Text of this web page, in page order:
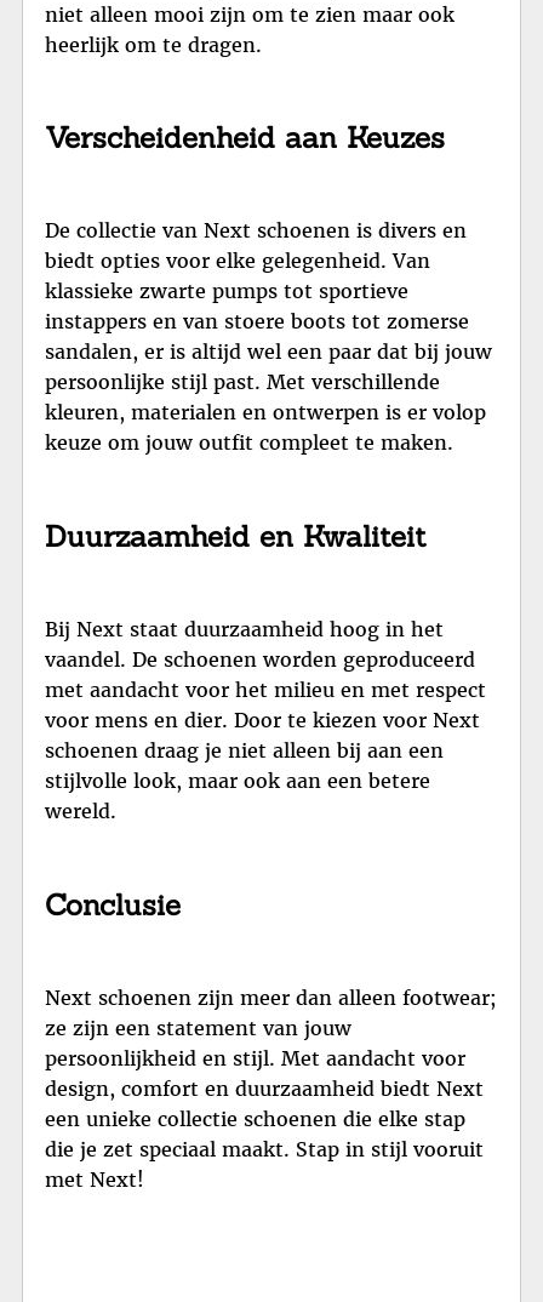
niet alleen mooi zijn om te zien maar ook
heerlijk om te dragen.
Verscheidenheid aan Keuzes
De collectie van Next schoenen is divers en
biedt opties voor elke gelegenheid. Van
klassieke zwarte pumps tot sportieve
instappers en van stoere boots tot zomerse
sandalen, er is altijd wel een paar dat bij jouw
persoonlijke stijl past. Met verschillende
kleuren, materialen en ontwerpen is er volop
keuze om jouw outfit compleet te maken.
Duurzaamheid en Kwaliteit
Bij Next staat duurzaamheid hoog in het
vaandel. De schoenen worden geproduceerd
met aandacht voor het milieu en met respect
voor mens en dier. Door te kiezen voor Next
schoenen draag je niet alleen bij aan een
stijlvolle look, maar ook aan een betere
wereld.
Conclusie
Next schoenen zijn meer dan alleen footwear;
ze zijn een statement van jouw
persoonlijkheid en stijl. Met aandacht voor
design, comfort en duurzaamheid biedt Next
een unieke collectie schoenen die elke stap
die je zet speciaal maakt. Stap in stijl vooruit
met Next!